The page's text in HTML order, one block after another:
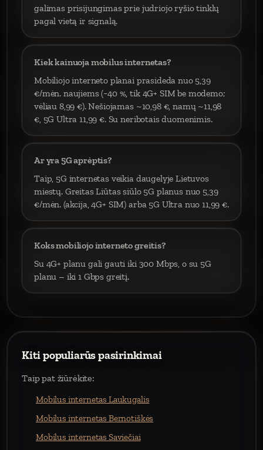
galimas prisijungimas prie judriojo ryšio tinklų
pagal vietą ir signalą.
Kiek kainuoja mobilus internetas?
Mobiliojo interneto planai prasideda nuo 5,39
€/mėn. naujiems (−40 %, tik 4G+ SIM be modemo;
vėliau 8,99 €). Nešiojamas ~10,98 €, namų ~11,98
€, 5G Ultra 11,99 €. Su neribotais duomenimis.
Ar yra 5G aprėptis?
Taip, 5G internetas veikia daugelyje Lietuvos
miestų. Greitas Liūtas siūlo 5G planus nuo 5,39
€/mėn. (akcija, 4G+ SIM) arba 5G Ultra nuo 11,99 €.
Koks mobiliojo interneto greitis?
Su 4G+ planu gali gauti iki 300 Mbps, o su 5G
planu – iki 1 Gbps greitį.
Kiti populiarūs pasirinkimai
Taip pat žiūrėkite:
Mobilus internetas Laukugalis
Mobilus internetas Bernotiškės
Mobilus internetas Saviečiai